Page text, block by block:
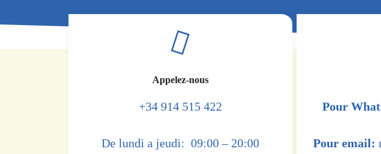
Appelez-nous
+34 914 515 422
De lundi a jeudi: 09:00 – 20:00
Pour
Pour email: